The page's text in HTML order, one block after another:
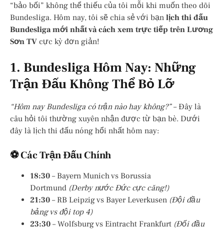
“bảo bối” không thể thiếu của tôi mỗi khi muốn theo dõi
Bundesliga. Hôm nay, tôi sẽ chia sẻ với bạn lịch thi đấu
Bundesliga mới nhất và cách xem trực tiếp trên Lương
Sơn TV cực kỳ đơn giản!
1. Bundesliga Hôm Nay: Những
Trận Đấu Không Thể Bỏ Lỡ
“Hôm nay Bundesliga có trận nào hay không?”– Đây là
câu hỏi tôi thường xuyên nhận được từ bạn bè. Dưới
đây là lịch thi đấu nóng hổi nhất hôm nay:
⚽ Các Trận Đấu Chính
18:30 – Bayern Munich vs Borussia
Dortmund (Derby nước Đức cực căng!)
21:30 – RB Leipzig vs Bayer Leverkusen (Đội đầu
bảng vs đội top 4)
23:30 – Wolfsburg vs Eintracht Frankfurt (Đối đầu